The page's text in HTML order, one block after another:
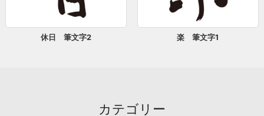
休日 筆文字2 楽 筆文字1
カテゴリー